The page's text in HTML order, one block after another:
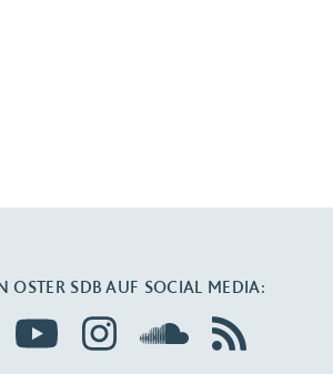
OSTER SDB AUF SOCIAL MEDIA: